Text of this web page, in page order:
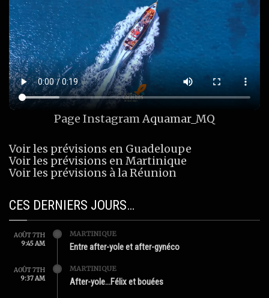
Page Instagram Aquamar_MQ
Voir les prévisions en Guadeloupe
Voir les prévisions en Martinique
Voir les prévisions à la Réunion
CES DERNIERS JOURS…
AOÛT 7TH
9:45 AM
MARTINIQUE
Entre after-yole et after-gynéco
AOÛT 7TH
9:37 AM
MARTINIQUE
After-yole…Félix et bouées